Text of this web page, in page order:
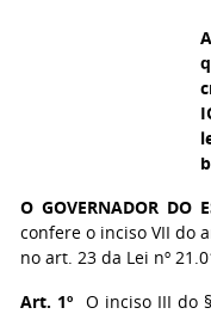
O GOVERNADOR DO
confere o inciso VII do
no art. 23 da Lei nº
Art. 1º O inciso III do